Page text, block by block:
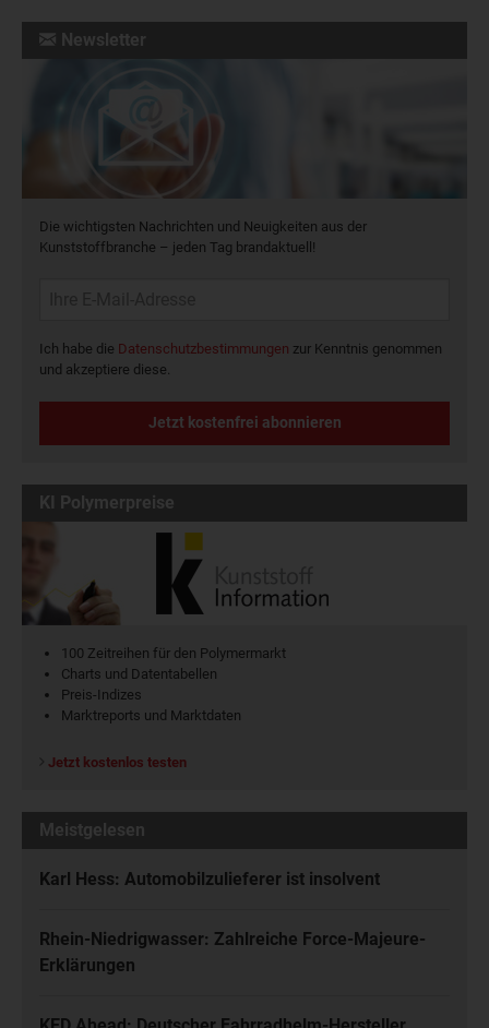
Newsletter
Die wichtigsten Nachrichten und Neuigkeiten aus der
Kunststoffbranche – jeden Tag brandaktuell!
Ich habe die Datenschutzbestimmungen zur Kenntnis genommen
und akzeptiere diese.
Jetzt kostenfrei abonnieren
KI Polymerpreise
100 Zeitreihen für den Polymermarkt
Charts und Datentabellen
Preis-Indizes
Marktreports und Marktdaten
Jetzt kostenlos testen
Meistgelesen
Karl Hess: Automobilzulieferer ist insolvent
Rhein-Niedrigwasser: Zahlreiche Force-Majeure-
Erklärungen